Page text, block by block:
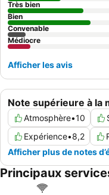
avec une
Note supérieure à la
Atmosphère•10
Expérience•8,2
Afficher plus de notes
Très bien
Bien
Convenable
Médiocre
Afficher les avis
Principaux